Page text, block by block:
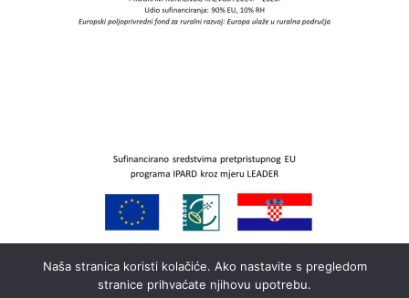
Naša stranica koristi kolačiće. Ako nastavite s pregledom
stranice prihvaćate njihovu upotrebu.